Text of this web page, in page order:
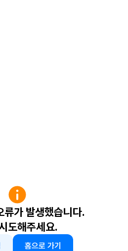
류가 발생했습니다.
도해주세요.
홈으로 가기